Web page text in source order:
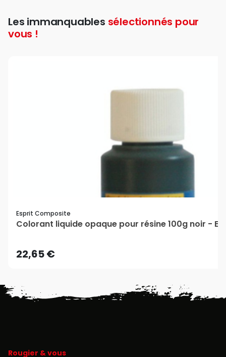
Les immanquables sélectionnés pour
vous !
Esprit Composite
Colorant liquide opaque pour résine 100g noir -
22,65 €
Rougier & vous